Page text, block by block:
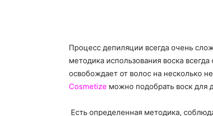
Процесс депиляции всегда очень
методика использования воска
освобождает от волос на несколько
Cosmetize можно подобрать воск для
Есть определенная методика,